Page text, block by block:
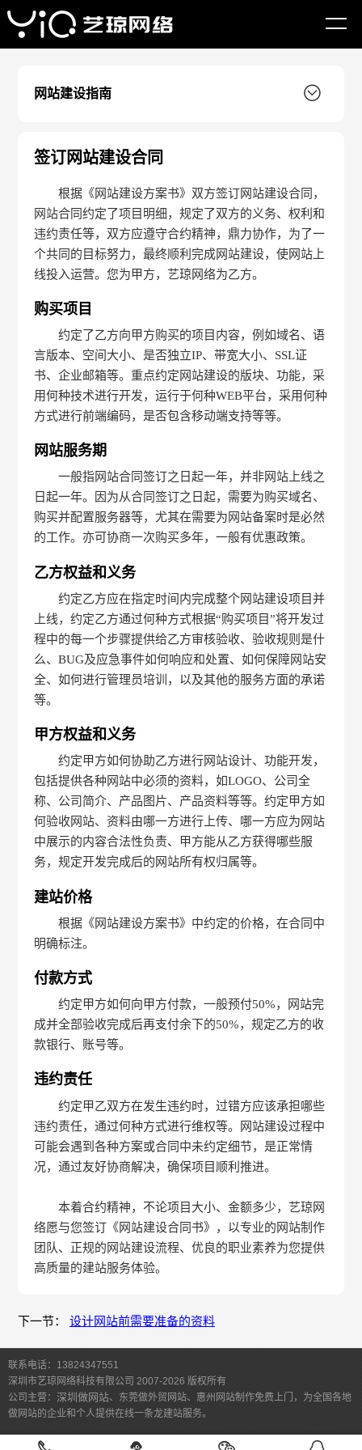
网站首页 签订合同
网站建设指南
签订网站建设合同
根据《网站建设方案书》双方签订网站建设合同，
网站合同约定了项目明细，规定了双方的义务、权利和
违约责任等，双方应遵守合约精神，鼎力协作，为了一
个共同的目标努力，最终顺利完成网站建设，使网站上
线投入运营。您为甲方，艺琼网络为乙方。
购买项目
约定了乙方向甲方购买的项目内容，例如域名、语
言版本、空间大小、是否独立IP、带宽大小、SSL证
书、企业邮箱等。重点约定网站建设的版块、功能，采
用何种技术进行开发，运行于何种WEB平台，采用何种
方式进行前端编码，是否包含移动端支持等等。
网站服务期
一般指网站合同签订之日起一年，并非网站上线之
日起一年。因为从合同签订之日起，需要为购买域名、
购买并配置服务器等，尤其在需要为网站备案时是必然
的工作。亦可协商一次购买多年，一般有优惠政策。
乙方权益和义务
约定乙方应在指定时间内完成整个网站建设项目并
上线，约定乙方通过何种方式根据“购买项目”将开发过
程中的每一个步骤提供给乙方审核验收、验收规则是什
么、BUG及应急事件如何响应和处置、如何保障网站安
全、如何进行管理员培训，以及其他的服务方面的承诺
等。
甲方权益和义务
约定甲方如何协助乙方进行网站设计、功能开发，
包括提供各种网站中必须的资料，如LOGO、公司全
称、公司简介、产品图片、产品资料等等。约定甲方如
何验收网站、资料由哪一方进行上传、哪一方应为网站
中展示的内容合法性负责、甲方能从乙方获得哪些服
务，规定开发完成后的网站所有权归属等。
建站价格
根据《网站建设方案书》中约定的价格，在合同中
明确标注。
付款方式
约定甲方如何向甲方付款，一般预付50%，网站完
成并全部验收完成后再支付余下的50%，规定乙方的收
款银行、账号等。
违约责任
约定甲乙双方在发生违约时，过错方应该承担哪些
违约责任，通过何种方式进行维权等。网站建设过程中
可能会遇到各种方案或合同中未约定细节，是正常情
况，通过友好协商解决，确保项目顺利推进。
本着合约精神，不论项目大小、金额多少，艺琼网
络愿与您签订《网站建设合同书》，以专业的网站制作
团队、正规的网站建设流程、优良的职业素养为您提供
高质量的建站服务体验。
下一节： 设计网站前需要准备的资料
联系电话：13824347551
深圳市艺琼网络科技有限公司 2007-2026 版权所有
公司主营： 深圳做网站、东莞做外贸网站、惠州网站制作免费上门，为全国各地
做网站的企业和个人提供在线一条龙建站服务。